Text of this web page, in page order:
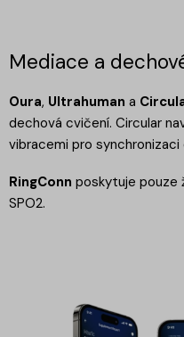
Mediace a
Oura, Ultrahuman a
dechová cvičení. Circular
vibracemi pro synchronizaci
RingConn poskytuje pouze
SPO2.